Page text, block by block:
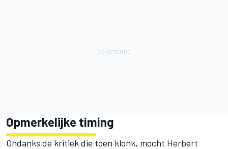
Opmerkelijke timing
Ondanks de kritiek die toen klonk, mocht Herbert